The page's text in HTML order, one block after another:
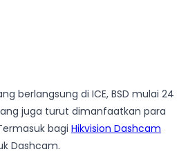
berlangsung di ICE, BSD mulai 24
juga turut dimanfaatkan para
bagi Hikvision Dashcam
Dashcam.